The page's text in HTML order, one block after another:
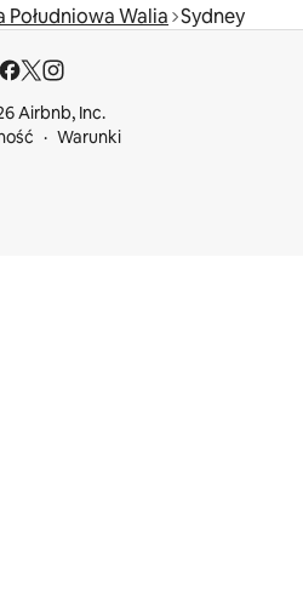
Południowa Walia Sydney
Airbnb, Inc.
Warunki